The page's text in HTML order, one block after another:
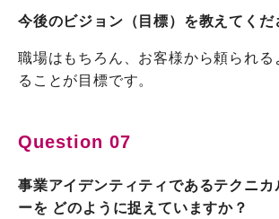
今後のビジョン（目標）を教えてくだ
職場はもちろん、お客様から頼られる
ることが目標です。
Question 07
事業アイデンティティであるテクニカ
ーを どのように捉えていますか？